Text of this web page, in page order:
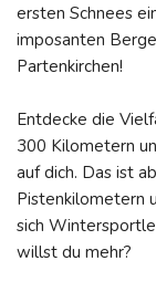
ersten Schnees
imposanten
Partenkirchen!
Entdecke die
300 Kilometern
auf dich. Das ist
Pistenkilometern
sich
willst du mehr?